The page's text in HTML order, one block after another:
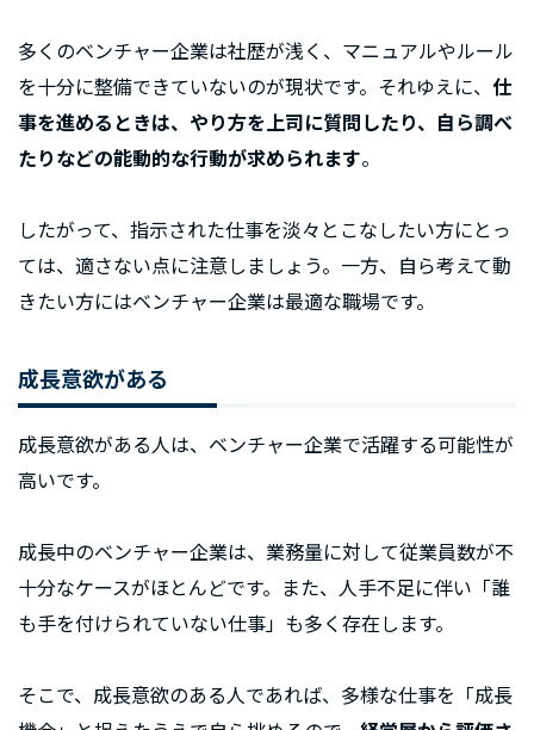
多くのベンチャー企業は社歴が浅く、マニュアルやルール
を十分に整備できていないのが現状です。それゆえに、 仕
事を進めるときは、やり方を上司に質問したり、自ら調べ
たりなどの能動的な行動が求められます。
したがって、指示された仕事を淡々とこなしたい方にとっ
ては、適さない点に注意しましょう。一方、自ら考えて動
きたい方にはベンチャー企業は最適な職場です。
成長意欲がある
成長意欲がある人は、ベンチャー企業で活躍する可能性が
高いです。
成長中のベンチャー企業は、業務量に対して従業員数が不
十分なケースがほとんどです。また、人手不足に伴い「誰
も手を付けられていない仕事」も多く存在します。
そこで、成長意欲のある人であれば、多様な仕事を「成長